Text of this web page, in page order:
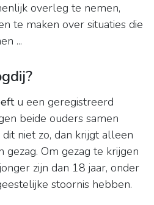
overleg te nemen,
te maken over situaties die
...
u een geregistreerd
beide ouders samen
niet zo, dan krijgt alleen
gezag. Om gezag te krijgen
zijn dan 18 jaar, onder
stoornis hebben.